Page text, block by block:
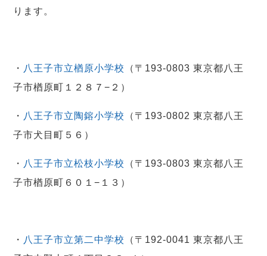
ります。
・ 八王子市立楢原小学校
（〒193-0803 東京都八王
子市楢原町１２８７−２）
・ 八王子市立陶鎔小学校
（〒193-0802 東京都八王
子市犬目町５６）
・ 八王子市立松枝小学校
（〒193-0803 東京都八王
子市楢原町６０１−１３）
・ 八王子市立第二中学校
（〒192-0041 東京都八王